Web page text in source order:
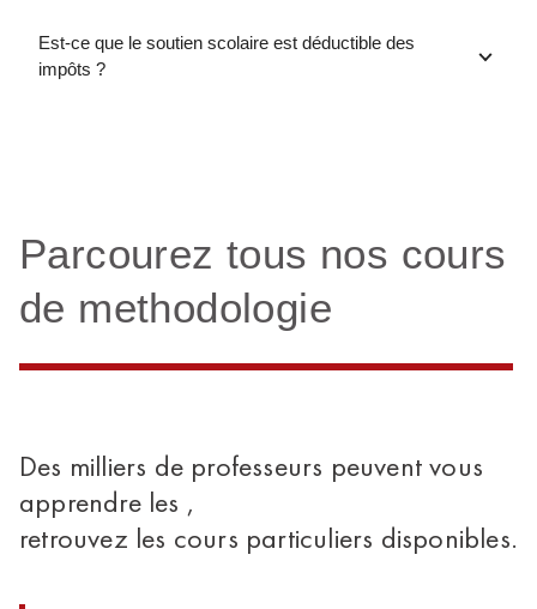
Est-ce que le soutien scolaire est déductible des
impôts ?
Parcourez tous nos cours
de methodologie
Des milliers de professeurs peuvent vous
apprendre les ,
retrouvez les cours particuliers disponibles.